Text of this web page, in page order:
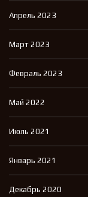
Апрель 2023
Март 2023
Февраль 2023
Май 2022
Июль 2021
Январь 2021
Декабрь 2020